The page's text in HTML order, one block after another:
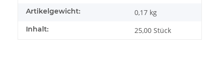
Artikelgewicht: 0,17 kg
Inhalt: 25,00 Stück